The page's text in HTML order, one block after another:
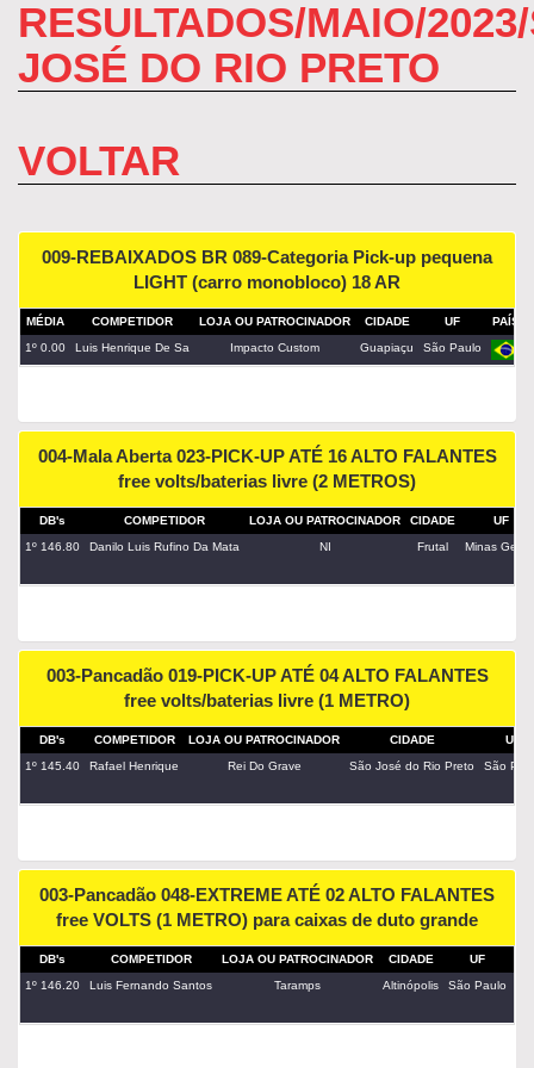
RESULTADOS/MAIO/
JOSÉ DO RIO PRETO
VOLTAR
009-REBAIXADOS BR 089-Categoria Pick-up pequena
LIGHT (carro monobloco) 18 AR
MÉDIA COMPETIDOR LOJA OU PATROCINADOR CIDADE UF PAÍS
1º 0.00
Luis Henrique De Sa Impacto Custom Guapiaçu São Paulo
004-Mala Aberta 023-PICK-UP ATÉ 16 ALTO FALANTES
free volts/baterias livre (2 METROS)
DB's COMPETIDOR LOJA OU PATROCINADOR CIDADE
UF
1º 146.80
Danilo Luis Rufino Da Mata NI Frutal Minas
003-Pancadão 019-PICK-UP ATÉ 04 ALTO FALANTES
free volts/baterias livre (1 METRO)
DB's COMPETIDOR LOJA OU PATROCINADOR CIDADE
UF
1º 145.40
Rafael Henrique Rei Do Grave São José do Rio Preto São
003-Pancadão 048-EXTREME ATÉ 02 ALTO FALANTES
free VOLTS (1 METRO) para caixas de duto grande
DB's COMPETIDOR LOJA OU PATROCINADOR CIDADE UF
1º 146.20
Luis Fernando Santos Taramps Altinópolis São Paulo